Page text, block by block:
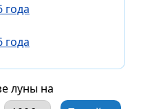
года
года
луны на